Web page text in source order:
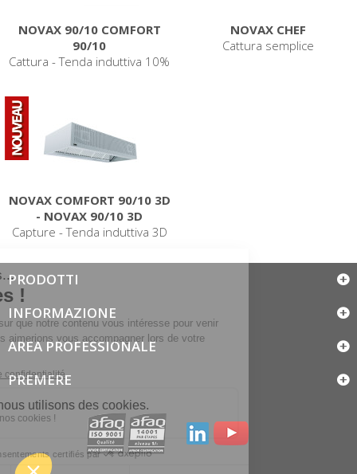
NOVAX 90/10 COMFORT
90/10
Cattura - Tenda induttiva 10%
NOVAX CHEF
Cattura semplice
NOVAX COMFORT 90/10 3D
- NOVAX 90/10 3D
Capture - Tenda induttiva 3D
PRODOTTI
INFORMAZIONE
AREA PROFESSIONALE
PREMERE